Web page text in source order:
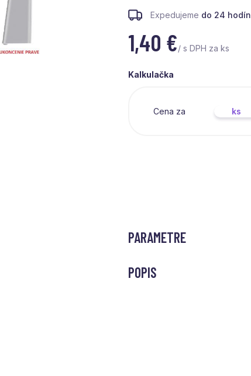
Expedujeme do 24 hodín
1,40 €/ s DPH za ks
Kalkulačka
Cena za ks
PARAMETRE
POPIS